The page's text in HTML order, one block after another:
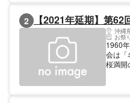
2021
2 【2021年延期】第
沖縄
お祭
1960
会は「
桜満開